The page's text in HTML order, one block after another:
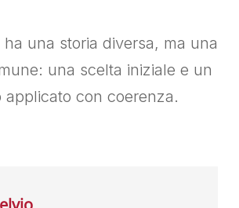
una storia diversa, ma una
una scelta iniziale e un
applicato con coerenza.